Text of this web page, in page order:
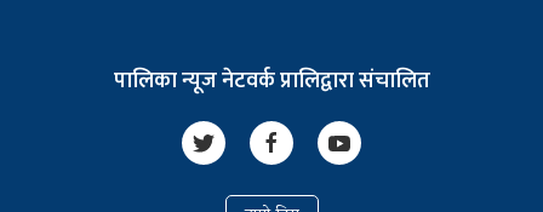
पालिका न्यूज नेटवर्क प्रालिद्वारा संचालित